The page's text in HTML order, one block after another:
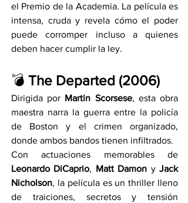
el Premio de la Academia. La película es
intensa, cruda y revela cómo el poder
puede corromper incluso a quienes
deben hacer cumplir la ley.
💣 The Departed (2006)
Dirigida por Martin Scorsese, esta obra
maestra narra la guerra entre la policía
de Boston y el crimen organizado,
donde ambos bandos tienen infiltrados.
Leonardo DiCaprio, Matt Damon y Jack
Nicholson, la película es un thriller lleno
de traiciones, secretos y tensión